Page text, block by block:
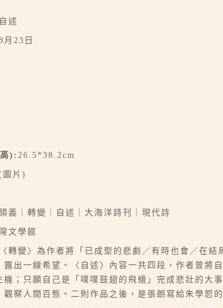
述
月23日
): 26.5*38.2cm
圖片)
義｜轉變｜自述｜大海洋詩刊｜現代詩
文學館
轉變〉為作者將「已成型的悲劇／有時也會／在
露出一線希望。〈自述〉內容一共四段，作者曾將
機；只願自己是「噗噗鼓翅的飛蛾」完成悲壯的
觀察人間百態。二則作品之後，是張朗寫給朱學恕